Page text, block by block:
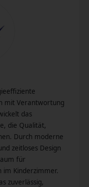
mit Verantwortung
das
die Qualität,
Durch moderne
zeitloses Design
für
im Kinderzimmer.
zuverlässig,